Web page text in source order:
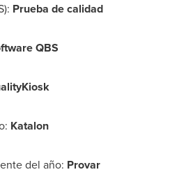
Prueba de calidad
QBS
Katalon
del año: Provar